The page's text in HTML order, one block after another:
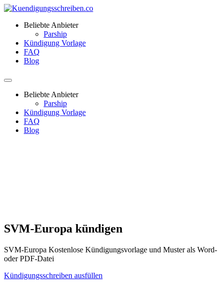
Beliebte Anbieter
Parship
Kündigung Vorlage
FAQ
Blog
Beliebte Anbieter
Parship
Kündigung Vorlage
FAQ
Blog
SVM-Europa kündigen
SVM-Europa Kostenlose Kündigungsvorlage und Muster als Word-
oder PDF-Datei
Kündigungsschreiben ausfüllen